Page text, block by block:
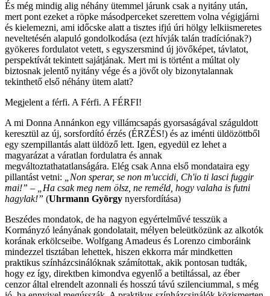
És még mindig alig néhány ütemmel járunk csak a nyitány után,
mert pont ezeket a röpke másodperceket szerettem volna végigjárni
és kielemezni, ami időcske alatt a tisztes ifjú úri hölgy lelkiismeretes
neveltetésén alapuló gondolkodása (ezt hívják talán tradíciónak?)
gyökeres fordulatot vetett, s egyszersmind új jövőképet, távlatot,
perspektívát tekintett sajátjának. Mert mi is történt a múltat oly
biztosnak jelentő nyitány vége és a jövőt oly bizonytalannak
tekinthető első néhány ütem alatt?
Megjelent a férfi. A Férfi. A FÉRFI!
A mi Donna Annánkon egy villámcsapás gyorsaságával száguldott
keresztül az új, sorsfordító érzés (ÉRZÉS!) és az iménti üldözöttből
egy szempillantás alatt üldöző lett. Igen, egyedül ez lehet a
magyarázat a váratlan fordulatra és annak
megváltoztathatatlanságára. Elég csak Anna első mondataira egy
pillantást vetni: „Non sperar, se non m'uccidi, Ch'io ti lasci fuggir
mai!” – „Ha csak meg nem ölsz, ne reméld, hogy valaha is futni
hagylak!” (Uhrmann György nyersfordítása)
Beszédes mondatok, de ha nagyon egyértelművé tesszük a
Kormányzó leányának gondolatait, mélyen beleütközünk az alkotók
korának erkölcseibe. Wolfgang Amadeus és Lorenzo cimboráink
mindezzel tisztában lehettek, hiszen ekkorra már mindketten
praktikus színházcsinálóknak számítottak, akik pontosan tudták,
hogy ez így, direktben kimondva egyenlő a betiltással, az éber
cenzor által elrendelt azonnali és hosszú távú szilenciummal, s még